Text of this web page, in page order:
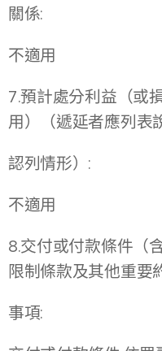
關係:
不適用
7.預計處分利益（或
用）（遞延者應列表
認列情形）:
不適用
8.交付或付款條件（
限制條款及其他重要
事項: